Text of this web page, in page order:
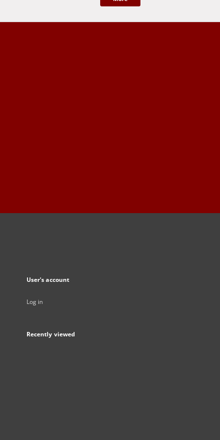
User's account
Log in
Recently viewed